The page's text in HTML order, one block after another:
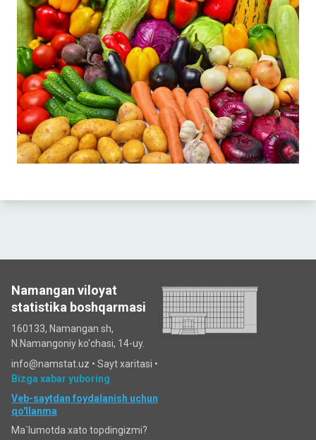
Namangan viloyat
statistika boshqarmasi
160133, Namangan sh,
N.Namangoniy ko'chasi, 14-uy.
info@namstat.uz • Sayt xaritasi •
Bizga xabar yuboring
Veb-saytdan foydalanish uchun
qo'llanma
Ma`lumotda xato topdingizmi?